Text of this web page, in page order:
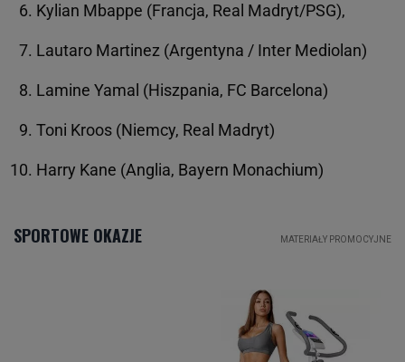
Kylian Mbappe (Francja, Real Madryt/PSG),
Lautaro Martinez (Argentyna / Inter Mediolan)
Lamine Yamal (Hiszpania, FC Barcelona)
Toni Kroos (Niemcy, Real Madryt)
Harry Kane (Anglia, Bayern Monachium)